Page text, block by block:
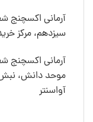
آرمانی اکسچنج
سیزدهم، مرکز خرید
آرمانی اکسچنج
موحد دانش،
آواسنتر